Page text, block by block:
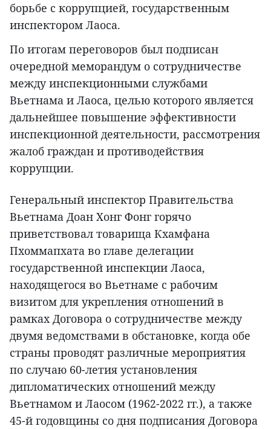
борьбе с коррупцией, государственным
инспектором Лаоса.
По итогам переговоров был подписан
очередной меморандум о сотрудничестве
между инспекционными службами
Вьетнама и Лаоса, целью которого является
дальнейшее повышение эффективности
инспекционной деятельности, рассмотрения
жалоб граждан и противодействия
коррупции.
Генеральный инспектор Правительства
Вьетнама Доан Хонг Фонг горячо
приветствовал товарища Кхамфана
Пхоммапхата во главе делегации
государственной инспекции Лаоса,
находящегося во Вьетнаме с рабочим
визитом для укрепления отношений в
рамках Договора о сотрудничестве между
двумя ведомствами в обстановке, когда обе
страны проводят различные мероприятия
по случаю 60-летия установления
дипломатических отношений между
Вьетнамом и Лаосом (1962-2022 гг.), а также
45-й годовщины со дня подписания Договора